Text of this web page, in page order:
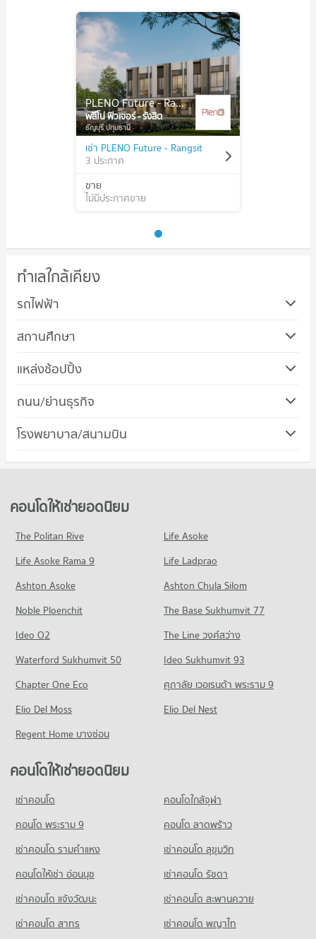
PLENO Future - Rangsit
พลีโน่ ฟิวเจอร์ - รังสิต
ธัญบุรี ปทุมธานี
เช่า PLENO Future - Rangsit
3 ประกาศ
ขาย
ไม่มีประกาศขาย
ทำเลใกล้เคียง
รถไฟฟ้า
สถานศึกษา
แหล่งช้อปปิ้ง
คอนโด บิ๊กซี รังสิต คลอง 3
คอนโดให้เช่า บิ๊กซี รังสิต คลอง 3
ถนน/ย่านธุรกิจ
คอนโด ถนนรังสิต-นครนายก
คอนโดให้เช่า ถนนรังสิต-นครนายก
ขายคอนโด ถนนรังสิต-นครนายก
มีคอนโดขาย 1,314 ประกาศ
คอนโด รังสิต คลองสาม
71 โครงการ
คอนโดให้เช่า รังสิต คลองสาม
มีคอนโดให้เช่า 39 ประกาศ
ขายคอนโด รังสิต คลองสาม
มีคอนโดขาย 196 ประกาศ
คอนโด ดรีมเวิลด์
คอนโดให้เช่า ดรีมเวิลด์
มีคอนโดให้เช่า 468 ประกาศ
ขายคอนโด ดรีมเวิลด์
มีคอนโดขาย 1,003 ประกาศ
โรงพยาบาล/สนามบิน
คอนโดให้เช่ายอดนิยม
The Politan Rive
Life Asoke
Life Asoke Rama 9
Life Ladprao
Ashton Asoke
Ashton Chula Silom
Noble Ploenchit
The Base Sukhumvit 77
Ideo O2
The Line วงศ์สว่าง
Waterford Sukhumvit 50
Ideo Sukhumvit 93
Chapter One Eco
ศุภาลัย เวอเรนด้า พระราม 9
Elio Del Moss
Elio Del Nest
Regent Home บางซ่อน
คอนโดให้เช่ายอดนิยม
เช่าคอนโด
คอนโดใกล้จุฬา
คอนโด พระราม 9
คอนโด ลาดพร้าว
เช่าคอนโด รามคําแหง
เช่าคอนโด สุขุมวิท
คอนโดให้เช่า อ่อนนุช
เช่าคอนโด รัชดา
เช่าคอนโด แจ้งวัฒนะ
เช่าคอนโด สะพานควาย
เช่าคอนโด สาทร
เช่าคอนโด พญาไท